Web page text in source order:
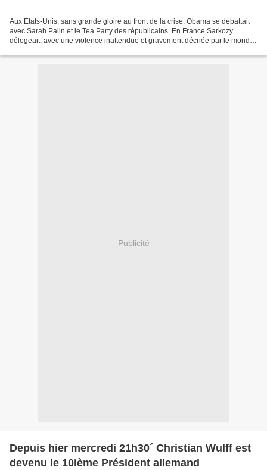
Aux Etats-Unis, sans grande gloire au front de la crise, Obama se débattait
avec Sarah Palin et le Tea Party des républicains. En France Sarkozy
délogeait, avec une violence inattendue et gravement décriée par le monde
Publicité
Depuis hier mercredi 21h30´ Christian Wulff est
devenu le 10ième Président allemand